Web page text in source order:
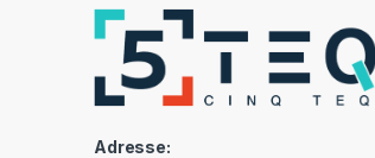
Adresse: